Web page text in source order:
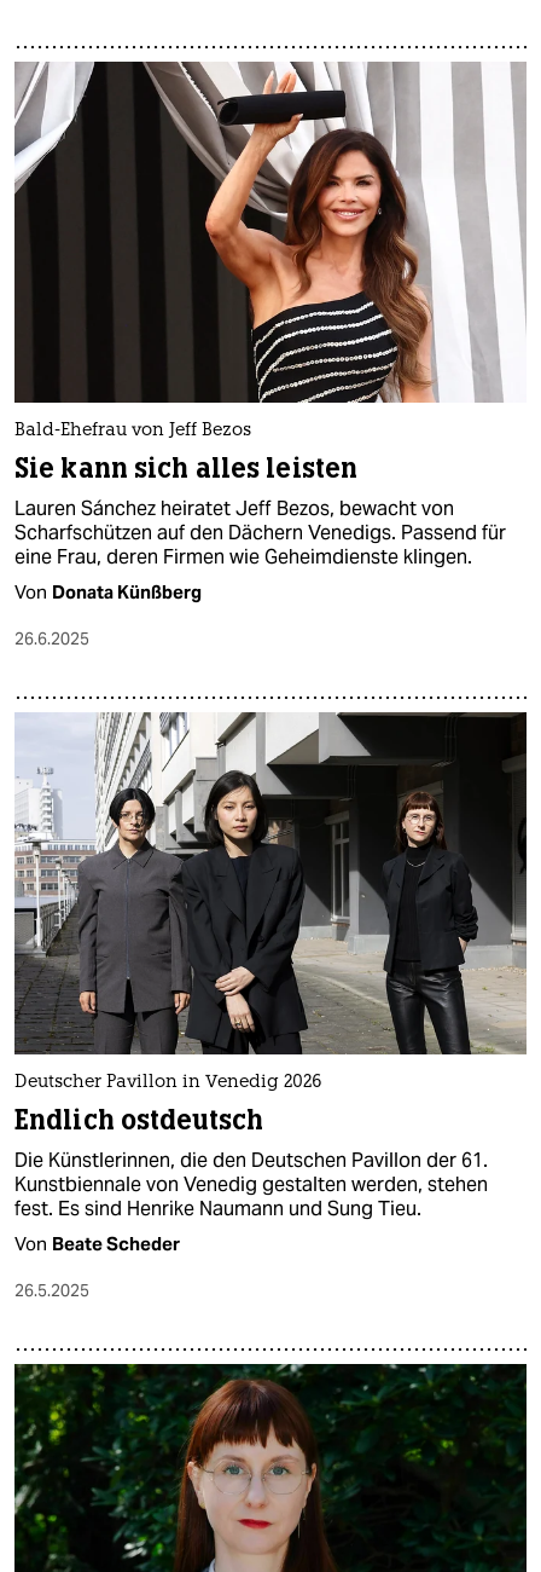
Bald-Ehefrau von Jeff Bezos
Sie kann sich alles leisten
Lauren Sánchez heiratet Jeff Bezos, bewacht von
Scharfschützen auf den Dächern Venedigs. Passend für
eine Frau, deren Firmen wie Geheimdienste klingen.
Von Donata Künßberg
26.6.2025
Deutscher Pavillon in Venedig 2026
Endlich ostdeutsch
Die Künstlerinnen, die den Deutschen Pavillon der 61.
Kunstbiennale von Venedig gestalten werden, stehen
fest. Es sind Henrike Naumann und Sung Tieu.
Von Beate Scheder
26.5.2025